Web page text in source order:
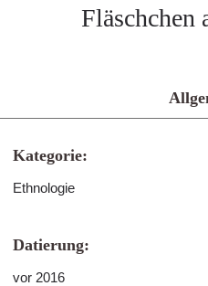
Fläschchen
Kategorie:
Ethnologie
Datierung:
vor 2016